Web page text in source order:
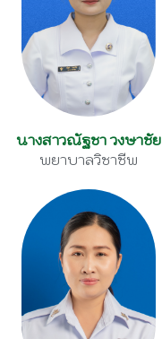
นางสาวณัฐชา วงษาชัย
พยาบาลวิชาชีพ